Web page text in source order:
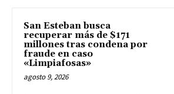
San Esteban busca
recuperar más de $171
millones tras condena por
fraude en caso
«Limpiafosas»
agosto 9, 2026